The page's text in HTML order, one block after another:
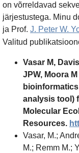
on võrreldavad
järjestustega. Minu
ja Prof. J. Peter W.
Valitud
Vasar M,
JPW, Moora
analysis tool)
Molecular
Resources.
Vasar, M.;
M.; Remm M.;